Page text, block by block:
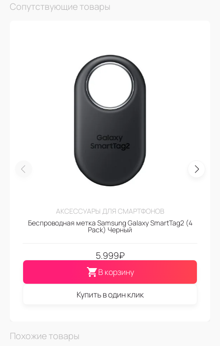
Сопутствующие товары
АКСЕССУАРЫ ДЛЯ СМАРТФОНОВ
Беспроводная метка Samsung Galaxy SmartTag2 (4
Pack) Черный
5.999₽
В корзину
Купить в один клик
Похожие товары